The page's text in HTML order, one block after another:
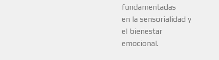
fundamentadas
en la sensorialidad y
el bienestar
emocional.